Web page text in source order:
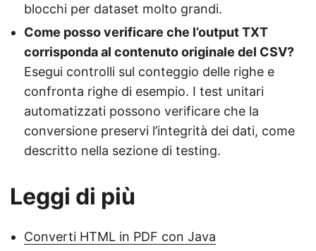
blocchi per dataset molto grandi.
Come posso verificare che l’output TXT
corrisponda al contenuto originale del CSV?
Esegui controlli sul conteggio delle righe e
confronta righe di esempio. I test unitari
automatizzati possono verificare che la
conversione preservi l’integrità dei dati, come
descritto nella sezione di testing.
Leggi di più
Converti HTML in PDF con Java